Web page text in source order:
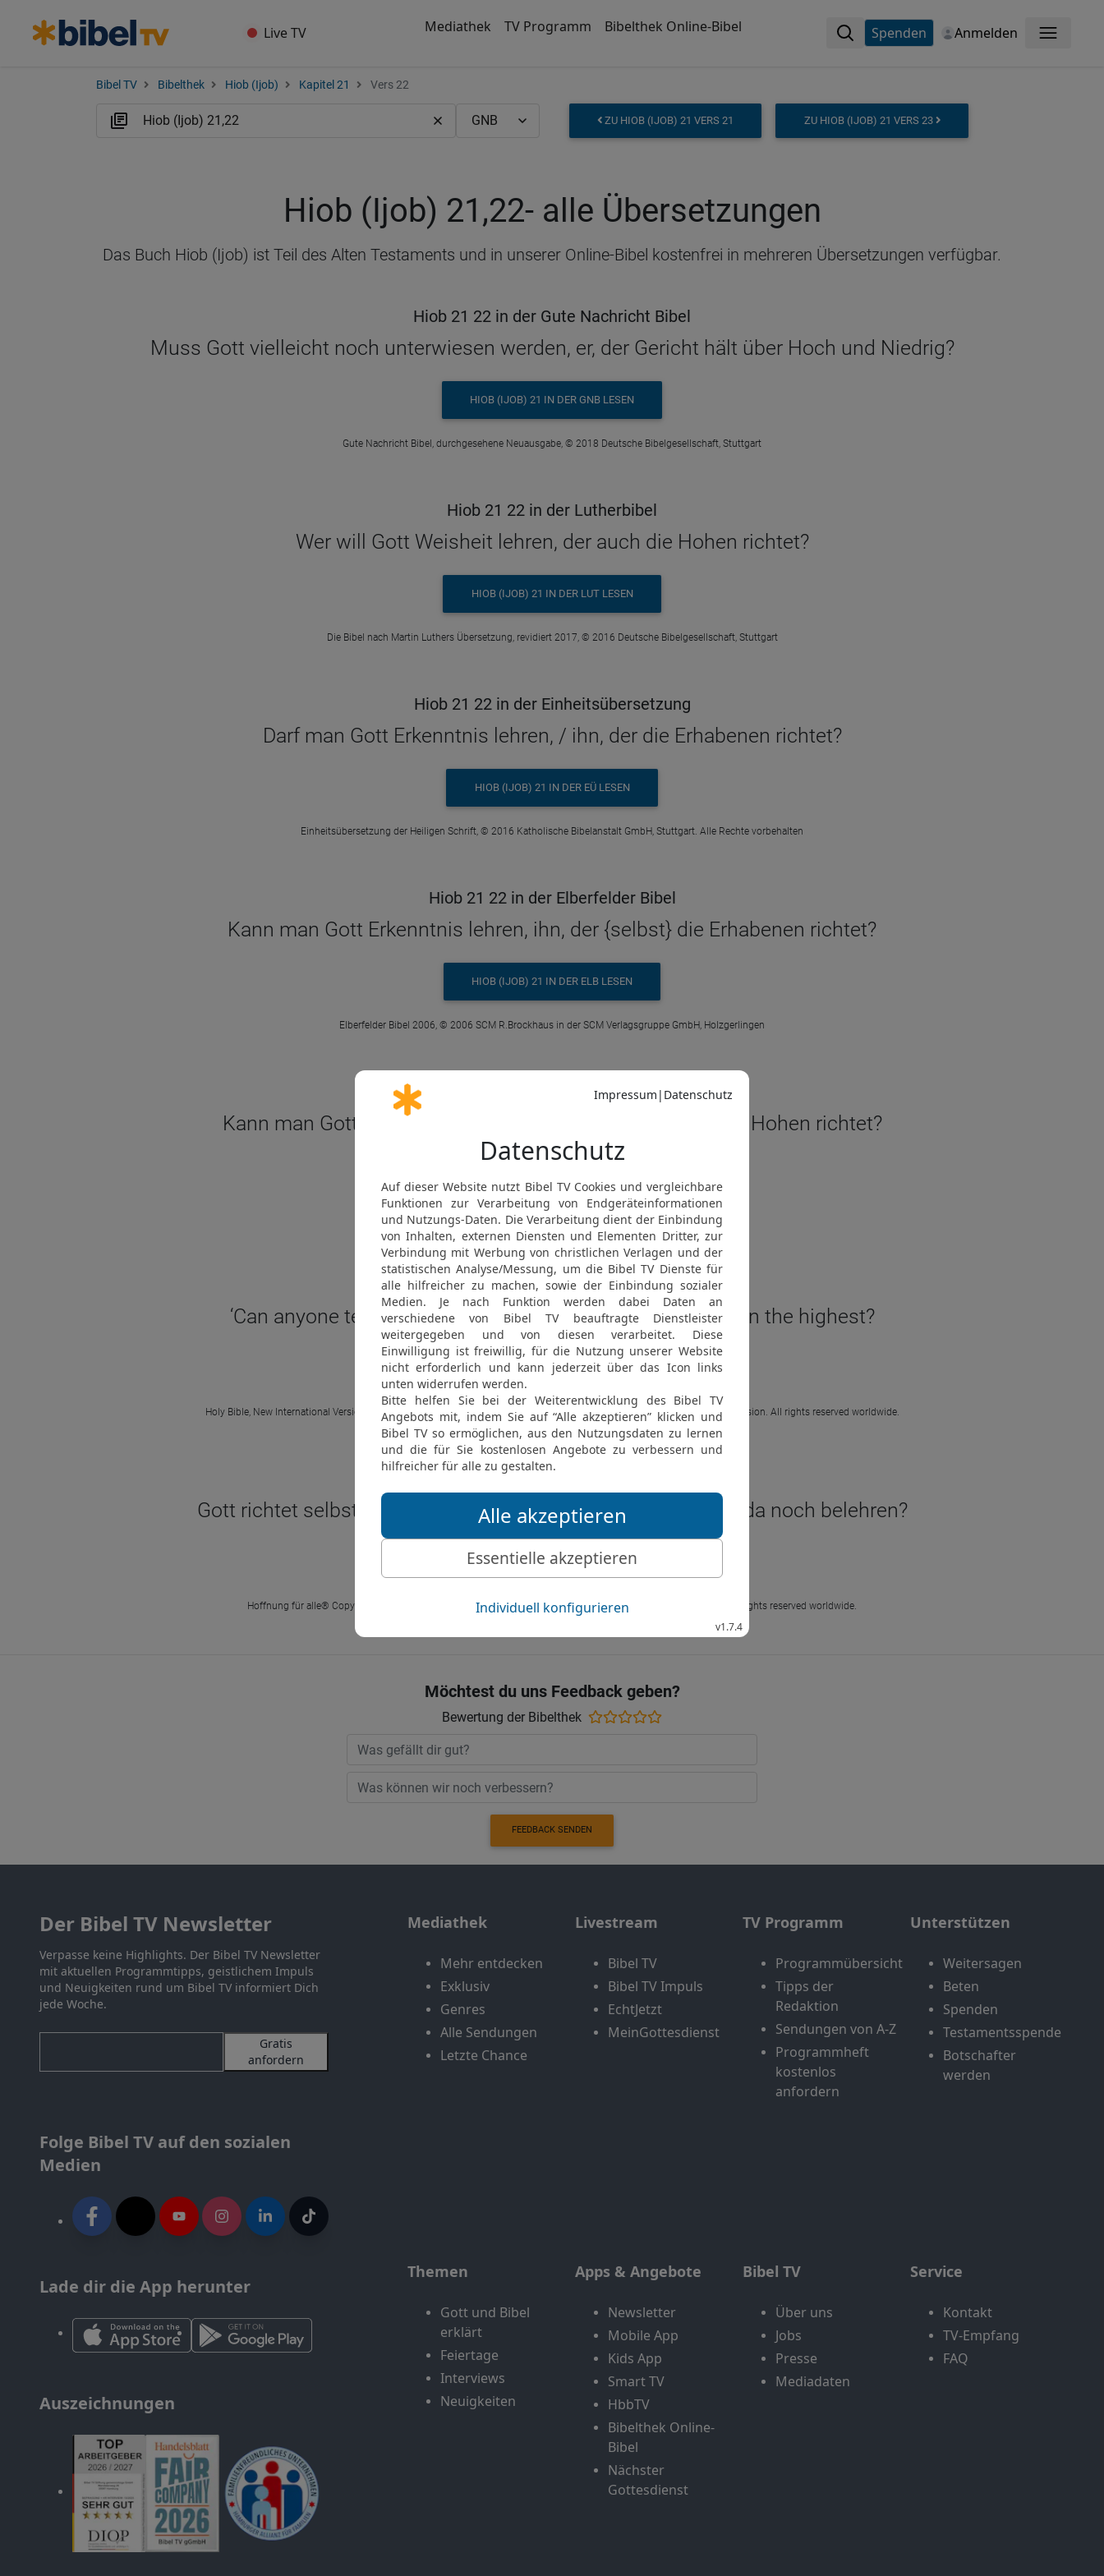
Live TV Mediathek TV Programm Bibelthek Online-Bibel Spenden Anmelden Menü
Bibel TV Bibelthek Hiob (Ijob) Kapitel 21 Vers 22
ZU HIOB (IJOB) 21 VERS 21 ZU HIOB (IJOB) 21 VERS 23
Hiob (Ijob) 21,22- alle Übersetzungen
Das Buch Hiob (Ijob) ist Teil des Alten Testaments und in unserer Online-Bibel kostenfrei in mehreren Übersetzungen verfügbar.
Hiob 21 22 in der Gute Nachricht Bibel
Muss Gott vielleicht noch unterwiesen werden, er, der Gericht hält über Hoch und Niedrig?
HIOB (IJOB) 21 IN DER GNB LESEN
Gute Nachricht Bibel, durchgesehene Neuausgabe, © 2018 Deutsche Bibelgesellschaft, Stuttgart
Hiob 21 22 in der Lutherbibel
Wer will Gott Weisheit lehren, der auch die Hohen richtet?
HIOB (IJOB) 21 IN DER LUT LESEN
Die Bibel nach Martin Luthers Übersetzung, revidiert 2017, © 2016 Deutsche Bibelgesellschaft, Stuttgart
Hiob 21 22 in der Einheitsübersetzung
Darf man Gott Erkenntnis lehren, / ihn, der die Erhabenen richtet?
HIOB (IJOB) 21 IN DER EÜ LESEN
Einheitsübersetzung der Heiligen Schrift, © 2016 Katholische Bibelanstalt GmbH, Stuttgart. Alle Rechte vorbehalten
Hiob 21 22 in der Elberfelder Bibel
Kann man Gott Erkenntnis lehren, ihn, der {selbst} die Erhabenen richtet?
HIOB (IJOB) 21 IN DER ELB LESEN
Elberfelder Bibel 2006, © 2006 SCM R.Brockhaus in der SCM Verlagsgruppe GmbH, Holzgerlingen
Hiob 21 22 in der Schlachter 2000
Kann man Gott Erkenntnis lehren, da er es doch ist, der die Hohen richtet?
© 2000 Genfer Bibelgesellschaft
Hiob 21 22 in der New International Version
‘Can anyone teach knowledge to God, since he judges even the highest?
HIOB (IJOB) 21 IN DER NIV LESEN
Holy Bible, New International Version ® (Anglicised), NIV TM Copyright © 1979, 1984, 2011 by Biblica, Inc. Used with permission. All rights reserved worldwide.
Hiob 21 22 in der Hoffnung für Alle
Gott richtet selbst die höchsten Engel. Wer unter uns will ihn da noch belehren?
HIOB (IJOB) 21 IN DER HFA LESEN
Hoffnung für alle® Copyright © 1983, 1996, 2002, 2015 by Biblica, Inc.® Used by Permission of Biblica, Inc.® All rights reserved worldwide.
Möchtest du uns Feedback geben?
Bewertung der Bibelthek
FEEDBACK SENDEN
Der Bibel TV Newsletter
Verpasse keine Highlights. Der Bibel TV Newsletter
mit aktuellen Programmtipps, geistlichem Impuls
und Neuigkeiten rund um Bibel TV informiert Dich
jede Woche.
Gratis
anfordern
Folge Bibel TV auf den sozialen
Medien
Lade dir die App herunter
Auszeichnungen
Mediathek
Mehr entdecken
Exklusiv
Genres
Alle Sendungen
Letzte Chance
Livestream
Bibel TV
Bibel TV Impuls
EchtJetzt
MeinGottesdienst
TV Programm
Programmübersicht
Tipps der
Redaktion
Sendungen von A-Z
Programmheft
kostenlos
anfordern
Unterstützen
Weitersagen
Beten
Spenden
Testamentsspende
Botschafter
werden
Themen
Gott und Bibel
erklärt
Feiertage
Interviews
Neuigkeiten
Apps & Angebote
Newsletter
Mobile App
Kids App
Smart TV
HbbTV
Bibelthek Online-
Bibel
Nächster
Gottesdienst
Bibel TV
Über uns
Jobs
Presse
Mediadaten
Service
Kontakt
TV-Empfang
FAQ